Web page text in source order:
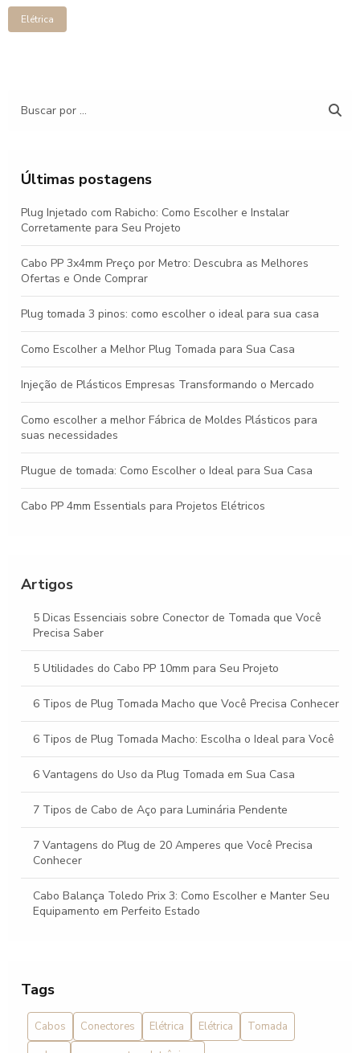
Elétrica
Últimas postagens
Plug Injetado com Rabicho: Como Escolher e Instalar
Corretamente para Seu Projeto
Cabo PP 3x4mm Preço por Metro: Descubra as Melhores
Ofertas e Onde Comprar
Plug tomada 3 pinos: como escolher o ideal para sua casa
Como Escolher a Melhor Plug Tomada para Sua Casa
Injeção de Plásticos Empresas Transformando o Mercado
Como escolher a melhor Fábrica de Moldes Plásticos para
suas necessidades
Plugue de tomada: Como Escolher o Ideal para Sua Casa
Cabo PP 4mm Essentials para Projetos Elétricos
Como escolher o fabricante de cabo pp ideal para suas
Artigos
5 Dicas Essenciais sobre Conector de Tomada que Você
Precisa Saber
5 Utilidades do Cabo PP 10mm para Seu Projeto
6 Tipos de Plug Tomada Macho que Você Precisa Conhecer
6 Tipos de Plug Tomada Macho: Escolha o Ideal para Você
6 Vantagens do Uso da Plug Tomada em Sua Casa
7 Tipos de Cabo de Aço para Luminária Pendente
7 Vantagens do Plug de 20 Amperes que Você Precisa
Conhecer
Cabo Balança Toledo Prix 3: Como Escolher e Manter Seu
Equipamento em Perfeito Estado
Cabo Balança Toledo Prix 3: Guia Completo
Cabo balança Toledo: Como Escolher o Ideal para Sua
Necessidade
Tags
Cabos Conectores Elétrica Elétrica
Tomada